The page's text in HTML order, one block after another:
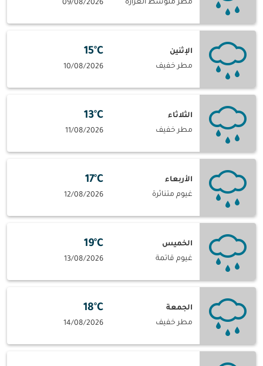
مطر متوسط الغزارة 09/08/2026
الإثنين
مطر خفيف
15°C
10/08/2026
الثلاثاء
مطر خفيف
13°C
11/08/2026
الأربعاء
غيوم متناثرة
17°C
12/08/2026
الخميس
غيوم قاتمة
19°C
13/08/2026
الجمعة
مطر خفيف
18°C
14/08/2026